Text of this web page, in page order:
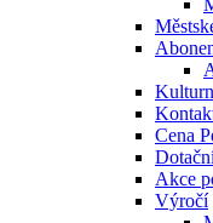
Cena
Akce
Výročí